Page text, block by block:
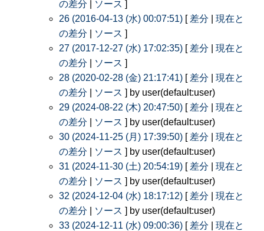
の差分
ソース ]
26 (2016-04-13 (水) 00:07:51) [ 差分
現在と
の差分
ソース ]
27 (2017-12-27 (水) 17:02:35) [ 差分
現在と
の差分
ソース ]
28 (2020-02-28 (金) 21:17:41) [ 差分
現在と
の差分
ソース ] by user(default:user)
29 (2024-08-22 (木) 20:47:50) [ 差分
現在と
の差分
ソース ] by user(default:user)
30 (2024-11-25 (月) 17:39:50) [ 差分
現在と
の差分
ソース ] by user(default:user)
31 (2024-11-30 (土) 20:54:19) [ 差分
現在と
の差分
ソース ] by user(default:user)
32 (2024-12-04 (水) 18:17:12) [ 差分
現在と
の差分
ソース ] by user(default:user)
33 (2024-12-11 (水) 09:00:36) [ 差分
現在と